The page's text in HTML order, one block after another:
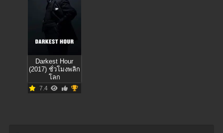
Darkest Hour
(2017) ชั่วโมงพลิก
โลก
7.4